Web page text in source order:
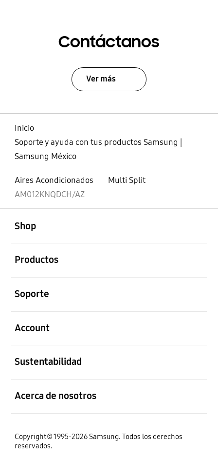
Contáctanos
Ver más
Inicio
Soporte y ayuda con tus productos Samsung |
Samsung México
Aires Acondicionados
Multi Split
AM012KNQDCH/AZ
Shop
Productos
Soporte
Account
Sustentabilidad
Acerca de nosotros
Copyright© 1995-2026 Samsung. Todos los derechos
reservados.